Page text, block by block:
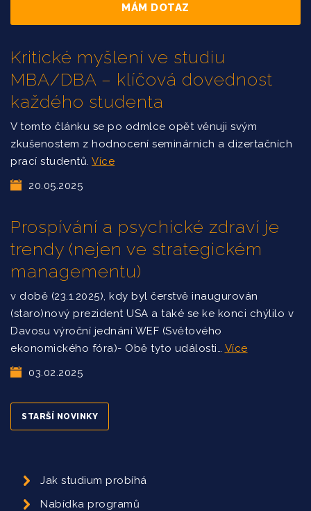
MÁM DOTAZ
Kritické myšlení ve studiu
MBA/DBA – klíčová dovednost
každého studenta
V tomto článku se po odmlce opět věnuji svým
zkušenostem z hodnocení seminárních a dizertačních
prací studentů. Více
20.05.2025
Prospívání a psychické zdraví je
trendy (nejen ve strategickém
managementu)
v době (23.1.2025), kdy byl čerstvě inaugurován
(staro)nový prezident USA a také se ke konci chýlilo v
Davosu výroční jednání WEF (Světového
ekonomického fóra)- Obě tyto události… Více
03.02.2025
STARŠÍ NOVINKY
Jak studium probíhá
Nabídka programů